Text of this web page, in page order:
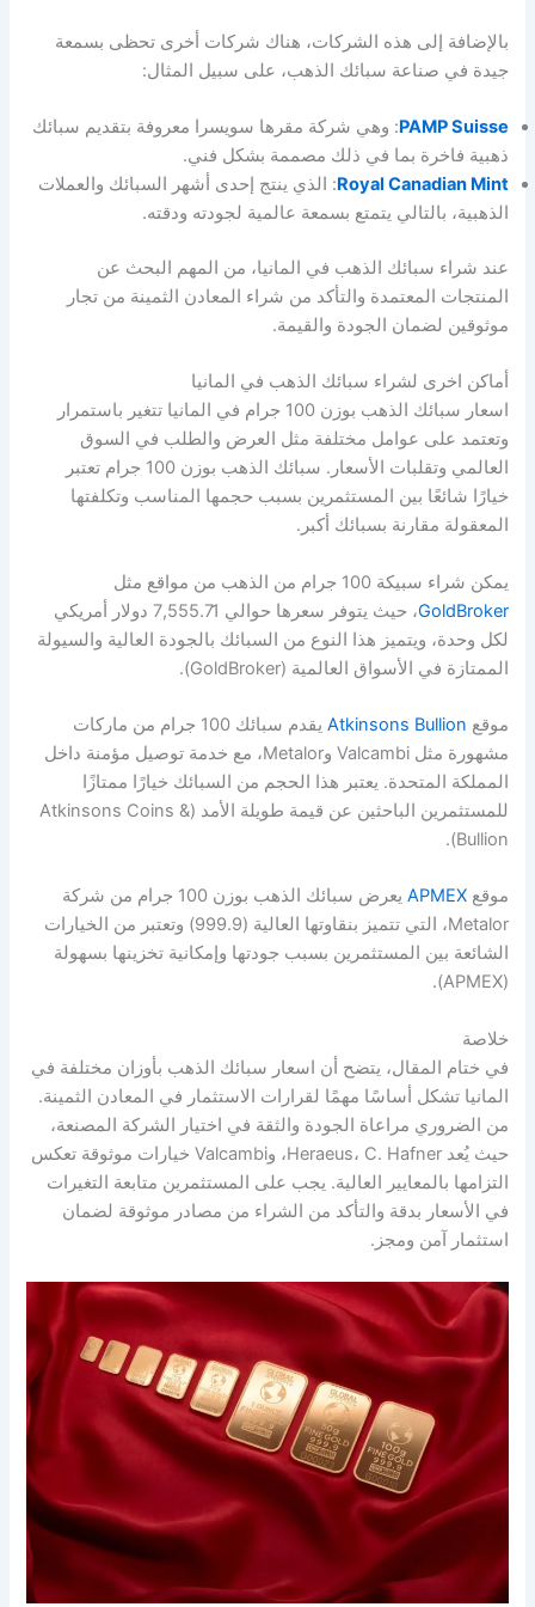
بالإضافة إلى هذه الشركات، هناك شركات أخرى تحظى بسمعة
جيدة في صناعة سبائك الذهب، على سبيل المثال:
PAMP Suisse: وهي شركة مقرها سويسرا معروفة بتقديم سبائك
ذهبية فاخرة بما في ذلك مصممة بشكل فني.
Royal Canadian Mint: الذي ينتج إحدى أشهر السبائك والعملات
الذهبية، بالتالي يتمتع بسمعة عالمية لجودته ودقته.
عند شراء سبائك الذهب في المانيا، من المهم البحث عن
المنتجات المعتمدة والتأكد من شراء المعادن الثمينة من تجار
موثوقين لضمان الجودة والقيمة.
أماكن اخرى لشراء سبائك الذهب في المانيا
اسعار سبائك الذهب بوزن 100 جرام في المانيا تتغير باستمرار
وتعتمد على عوامل مختلفة مثل العرض والطلب في السوق
العالمي وتقلبات الأسعار. سبائك الذهب بوزن 100 جرام تعتبر
خيارًا شائعًا بين المستثمرين بسبب حجمها المناسب وتكلفتها
المعقولة مقارنة بسبائك أكبر.
يمكن شراء سبيكة 100 جرام من الذهب من مواقع مثل
GoldBroker
، حيث يتوفر سعرها حوالي 7,555.71 دولار أمريكي
لكل وحدة، ويتميز هذا النوع من السبائك بالجودة العالية والسيولة
الممتازة في الأسواق العالمية (GoldBroker).
موقع Atkinsons Bullion
يقدم سبائك 100 جرام من ماركات
مشهورة مثل Valcambi وMetalor، مع خدمة توصيل مؤمنة داخل
المملكة المتحدة. يعتبر هذا الحجم من السبائك خيارًا ممتازًا
للمستثمرين الباحثين عن قيمة طويلة الأمد (Atkinsons Coins &
Bullion).
موقعAPMEX
يعرض سبائك الذهب بوزن 100 جرام من شركة
Metalor، التي تتميز بنقاوتها العالية (999.9) وتعتبر من الخيارات
الشائعة بين المستثمرين بسبب جودتها وإمكانية تخزينها بسهولة
(APMEX).
خلاصة
في ختام المقال، يتضح أن اسعار سبائك الذهب بأوزان مختلفة في
المانيا تشكل أساسًا مهمًا لقرارات الاستثمار في المعادن الثمينة.
من الضروري مراعاة الجودة والثقة في اختيار الشركة المصنعة،
حيث يُعد Heraeus، C. Hafner، وValcambi خيارات موثوقة تعكس
التزامها بالمعايير العالية. يجب على المستثمرين متابعة التغيرات
في الأسعار بدقة والتأكد من الشراء من مصادر موثوقة لضمان
استثمار آمن ومجز.